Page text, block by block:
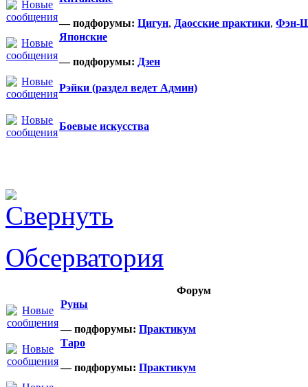
— подфорумы: Цигун, Даосские практики, Фэн-
Японские
— подфорумы: Дзен
Рэйки (раздел ведет Админ)
Боевые искусства
Обсерватория
Форум
Руны
— подфорумы: Практикум
Таро
— подфорумы: Практикум